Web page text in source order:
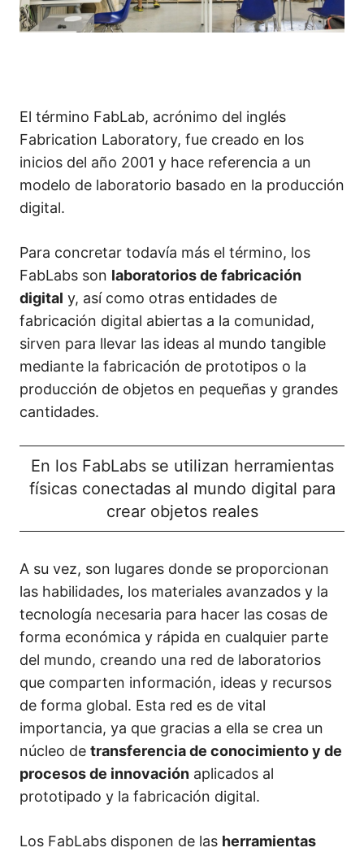
Unidad didáctica 3. Una alternativa: En
aplicar en el aula (3h)
Unidad didáctica 5. Crea: Ahora tú
1 lección
El término FabLab, acrónimo del inglés
Fabrication Laboratory, fue creado en los
inicios del año 2001 y hace referencia a un
modelo de laboratorio basado en la producción
digital.
Para concretar todavía más el término, los
FabLabs son laboratorios de fabricación
digital y, así como otras entidades de
fabricación digital abiertas a la comunidad,
sirven para llevar las ideas al mundo tangible
mediante la fabricación de prototipos o la
producción de objetos en pequeñas y grandes
cantidades.
En los FabLabs se utilizan herramientas
físicas conectadas al mundo digital para
crear objetos reales
A su vez, son lugares donde se proporcionan
las habilidades, los materiales avanzados y la
tecnología necesaria para hacer las cosas de
forma económica y rápida en cualquier parte
del mundo, creando una red de laboratorios
que comparten información, ideas y recursos
de forma global. Esta red es de vital
importancia, ya que gracias a ella se crea un
núcleo de transferencia de conocimiento y de
procesos de innovación aplicados al
prototipado y la fabricación digital.
Los FabLabs disponen de las herramientas